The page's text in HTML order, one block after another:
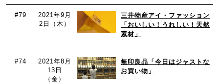
#79
2021年9月
2日（木）
三井物産アイ・ファッション
「おいしい！うれしい！天然
素材」
#74
2021年8月
13日
（金）
無印良品「今日はジャストな
お買い物」